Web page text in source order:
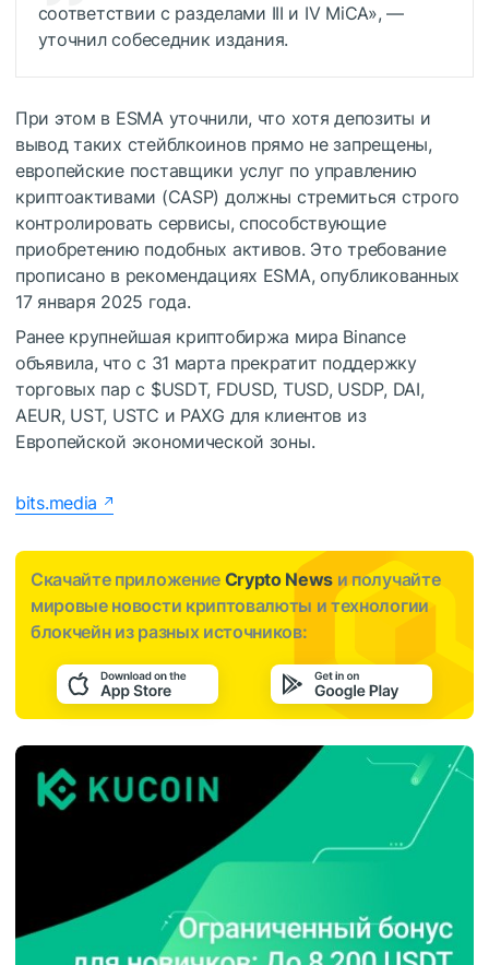
соответствии с разделами III и IV MiCA», —
уточнил собеседник издания.
При этом в ESMA уточнили, что хотя депозиты и
вывод таких стейблкоинов прямо не запрещены,
европейские поставщики услуг по управлению
криптоактивами (CASP) должны стремиться строго
контролировать сервисы, способствующие
приобретению подобных активов. Это требование
прописано в рекомендациях ESMA, опубликованных
17 января 2025 года.
Ранее крупнейшая криптобиржа мира Binance
объявила, что с 31 марта прекратит поддержку
торговых пар с $USDT, FDUSD, TUSD, USDP, DAI,
AEUR, UST, USTC и PAXG для клиентов из
Европейской экономической зоны.
bits.media
Скачайте приложение Crypto News и получайте
мировые новости криптовалюты и технологии
блокчейн из разных источников: